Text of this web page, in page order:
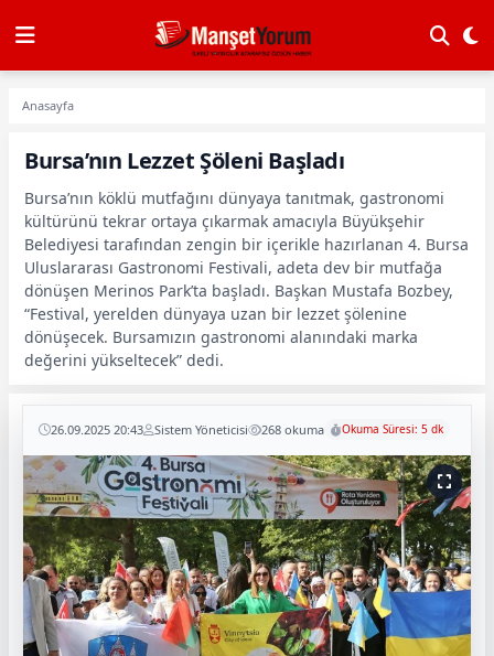
Anasayfa
Bursa’nın Lezzet Şöleni Başladı
Bursa’nın köklü mutfağını dünyaya tanıtmak, gastronomi
kültürünü tekrar ortaya çıkarmak amacıyla Büyükşehir
Belediyesi tarafından zengin bir içerikle hazırlanan 4. Bursa
Uluslararası Gastronomi Festivali, adeta dev bir mutfağa
dönüşen Merinos Park’ta başladı. Başkan Mustafa Bozbey,
“Festival, yerelden dünyaya uzan bir lezzet şölenine
dönüşecek. Bursamızın gastronomi alanındaki marka
değerini yükseltecek” dedi.
26.09.2025 20:43 Sistem Yöneticisi 268 okuma Okuma Süresi: 5 dk